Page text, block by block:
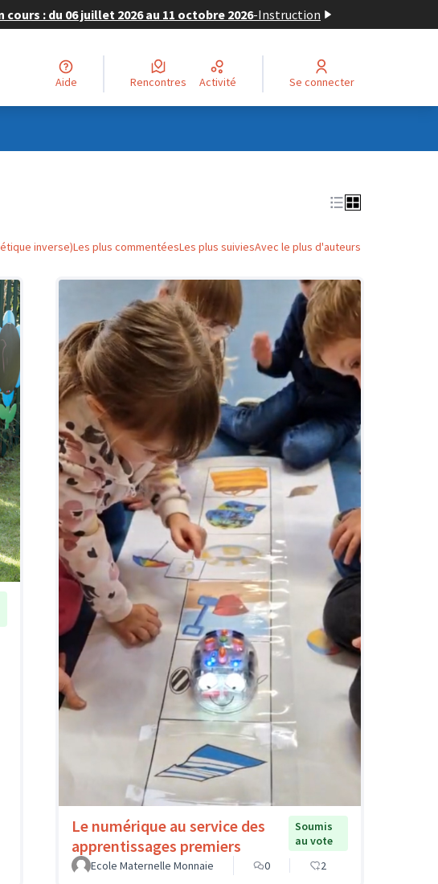
: du 06 juillet 2026 au 11 octobre 2026-Instruction
Aide Rencontres Activité Se connecter
inverse)Les plus commentéesLes plus suiviesAvec le plus d'auteurs
Le numérique au service des
apprentissages premiers
Soumis
au vote
Ecole Maternelle Monnaie
0 2